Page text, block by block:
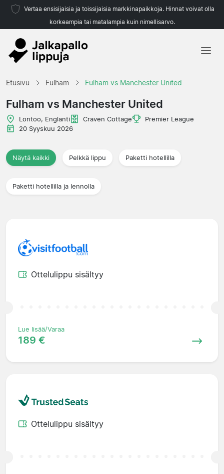
Vertaa ensisijaisia ja toissijaisia markkinapaikkoja. Hinnat voivat olla
korkeampia tai matalampia kuin nimellisarvo.
Etusivu Fulham Fulham vs Manchester United
Fulham vs Manchester United
Lontoo, Englanti Craven Cottage
Premier League
20 Syyskuu 2026
Näytä kaikki Pelkkä lippu Paketti hotellilla
Paketti hotellilla ja lennolla
Ottelulippu sisältyy
Lue lisää/Varaa
189 €
Ottelulippu sisältyy